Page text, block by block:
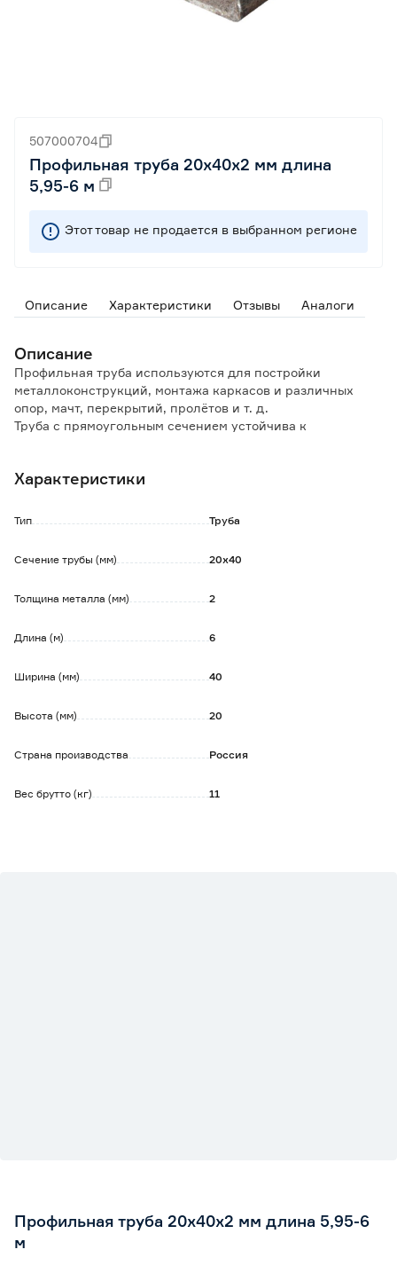
507000704
Профильная труба 20x40x2 мм длина
5,95-6 м
Этот товар не продается в выбранном регионе
Описание Характеристики Отзывы Аналоги
Описание
Профильная труба используются для постройки
металлоконструкций, монтажа каркасов и различных
опор, мачт, перекрытий, пролётов и т. д.
Труба с прямоугольным сечением устойчива к
Элементы профиля прочно соединяются между собой с
(ржавчины), не влияющей на геометрию и прочность
обработка поверхности материала.
Характеристики
Тип Труба
Сечение трубы (мм) 20x40
Толщина металла (мм) 2
Длина (м) 6
Ширина (мм) 40
Высота (мм) 20
Страна производства Россия
Вес брутто (кг) 11
Профильная труба 20x40x2 мм длина 5,95-6
м